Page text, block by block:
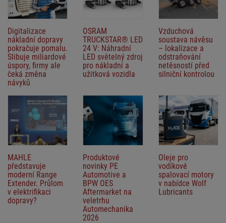
Digitalizace
nákladní dopravy
pokračuje pomalu.
Slibuje miliardové
úspory, firmy ale
čeká změna
návyků
OSRAM
TRUCKSTAR® LED
24 V: Náhradní
LED světelný zdroj
pro nákladní a
užitková vozidla
Vzduchová
soustava návěsu
– lokalizace a
odstraňování
netěsností před
silniční kontrolou
MAHLE
představuje
moderní Range
Extender. Průlom
v elektrifikaci
dopravy?
Produktové
novinky PE
Automotive a
BPW OES
Aftermarket na
veletrhu
Automechanika
2026
Oleje pro
vodíkové
spalovací motory
v nabídce Wolf
Lubricants